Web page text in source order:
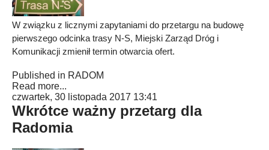
W związku z licznymi zapytaniami do przetargu na budowę
pierwszego odcinka trasy N-S, Miejski Zarząd Dróg i
Komunikacji zmienił termin otwarcia ofert.
Published in RADOM
Read more...
czwartek, 30 listopada 2017 13:41
Wkrótce ważny przetarg dla
Radomia